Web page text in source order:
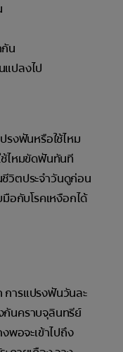
น
ปลงไป
รงฟันหรือใช้ไหม
ไหมขัดฟันทันที
วิตประจำวันดูก่อน
อกับโรคเหงือกได้
ารแปรงฟันวันละ
นคราบจุลินทรีย์
พอจะเข้าไปถึง